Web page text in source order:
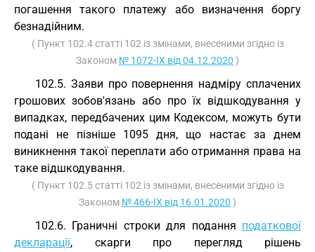
погашення такого платежу або визначення боргу
безнадійним.
( Пункт 102.4 статті 102 із змінами, внесеними згідно із
Законом № 1072-IX від 04.12.2020 )
102.5. Заяви про повернення надміру сплачених
грошових зобов'язань або про їх відшкодування у
випадках, передбачених цим Кодексом, можуть бути
подані не пізніше 1095 дня, що настає за днем
виникнення такої переплати або отримання права на
таке відшкодування.
( Пункт 102.5 статті 102 із змінами, внесеними згідно із
Законом № 466-IX від 16.01.2020 )
102.6. Граничні строки для подання податкової
декларації, скарги про перегляд рішень